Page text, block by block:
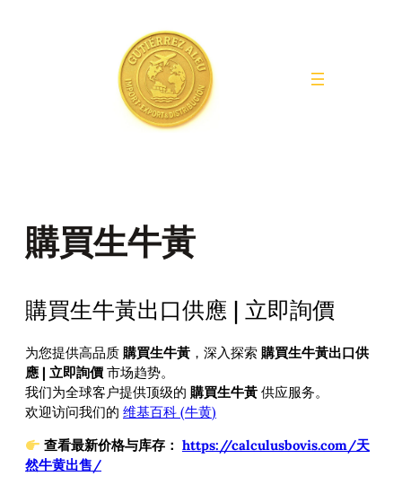
購買生牛黃
購買生牛黃出口供應 | 立即詢價
为您提供高品质 購買生牛黃 ，深入探索 購買生牛黃出口供
應 | 立即詢價 市场趋势。
我们为全球客户提供顶级的 購買生牛黃 供应服务。
欢迎访问我们的 维基百科 (牛黄)
查看最新价格与库存： https://calculusbovis.com/天
然牛黄出售/